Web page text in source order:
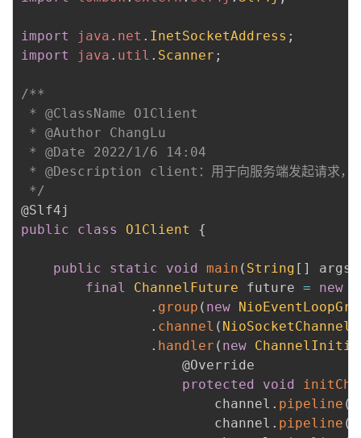
import java . net . InetSocketAddress ;
import
java . util . Scanner ;
/**
* @ClassName O1Client
* @Author ChangLu
* @Date 2022/1/6 14:04
* @Description client：用于向服务端发起请求，可
*/
@Slf4j
public
class O1Client {
public static void main ( String [ ] args
final
ChannelFuture future = new
. group ( new
. channel ( NioSocketChannel
. handler ( new
@Override
protected
void
                        channel
. pipeline (
                        channel
. pipeline (